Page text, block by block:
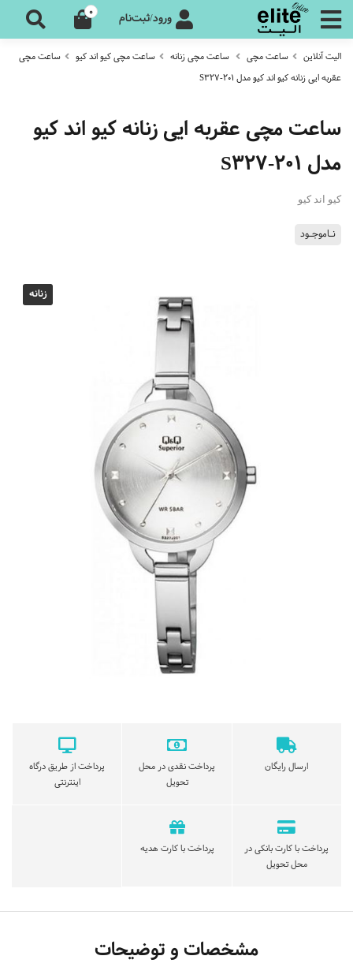
ورود/ثبت‌نام 0
الیت آنلاین ساعت مچی ساعت مچی زنانه ساعت مچی کیو اند کیو
ساعت مچی
عقربه ایی زنانه کیو اند کیو مدل S327-201
ساعت مچی عقربه ایی زنانه کیو اند کیو
مدل S327-201
کیو اند کیو
نـاموجـود
زنانه
ارسال رایگان
پرداخت نقدی در محل
تحویل
پرداخت از طریق درگاه
اینترنتی
پرداخت با کارت بانکی در
محل تحویل
پرداخت با کارت هدیه
مشخصات و توضیحات